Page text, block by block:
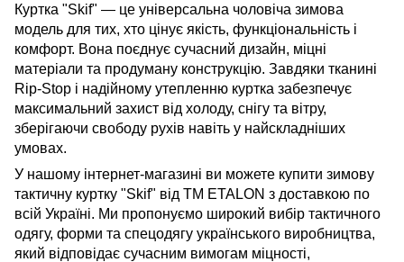
Куртка "Skif" — це універсальна чоловіча зимова
модель для тих, хто цінує якість, функціональність і
комфорт. Вона поєднує сучасний дизайн, міцні
матеріали та продуману конструкцію. Завдяки тканині
Rip-Stop і надійному утепленню куртка забезпечує
максимальний захист від холоду, снігу та вітру,
зберігаючи свободу рухів навіть у найскладніших
умовах.
У нашому інтернет-магазині ви можете купити зимову
тактичну куртку "Skif" від TM ETALON з доставкою по
всій Україні. Ми пропонуємо широкий вибір тактичного
одягу, форми та спецодягу українського виробництва,
який відповідає сучасним вимогам міцності,